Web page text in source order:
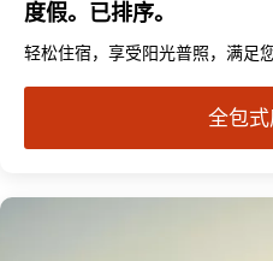
度假。已排序。
轻松住宿，享受阳光普照，满足
全包